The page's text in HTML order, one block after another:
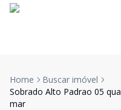
Home
Buscar imóvel
Sobrado Alto Padrao 05
mar